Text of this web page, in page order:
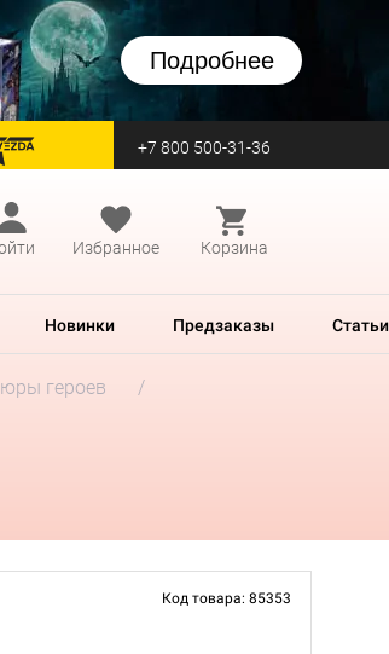
Подробнее
перейти на Zvezda +7 800 500-31-36
Избранное Корзина
Новинки Предзаказы Статьи
героев
Код товара: 85353